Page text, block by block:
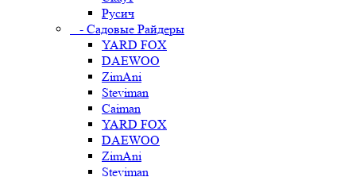
Русич
- Садовые Райдеры
YARD FOX
DAEWOO
ZimAni
Steviman
Caiman
YARD FOX
DAEWOO
ZimAni
Steviman